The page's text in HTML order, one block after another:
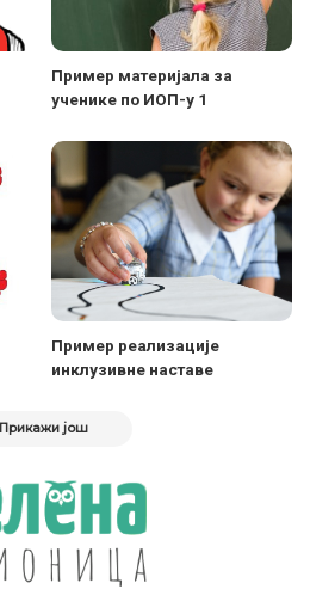
Пример материјала за
ученике по ИОП-у 1
Пример реализације
инклузивне наставе
Прикажи још